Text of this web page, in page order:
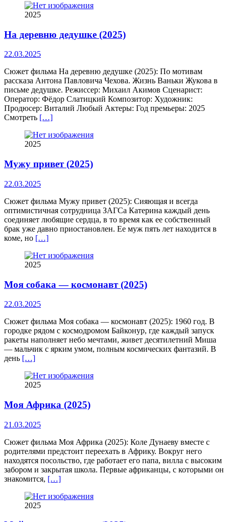
2025
На деревню дедушке (2025)
22.03.2025
Сюжет фильма На деревню дедушке (2025): По мотивам
рассказа Антона Павловича Чехова. Жизнь Ваньки Жукова в
письме дедушке. Режиссер: Михаил Акимов Сценарист:
Оператор: Фёдор Слатицкий Композитор: Художник:
Продюсер: Виталий Любый Актеры: Год премьеры: 2025
Смотреть […]
2025
Мужу привет (2025)
22.03.2025
Сюжет фильма Мужу привет (2025): Сияющая и всегда
оптимистичная сотрудница ЗАГСа Катерина каждый день
соединяет любящие сердца, в то время как ее собственный
брак уже давно приостановлен. Ее муж пять лет находится в
коме, но […]
2025
Моя собака — космонавт (2025)
22.03.2025
Сюжет фильма Моя собака — космонавт (2025): 1960 год. В
городке рядом с космодромом Байконур, где каждый запуск
ракеты наполняет небо мечтами, живет десятилетний Миша
— мальчик с ярким умом, полным космических фантазий. В
день […]
2025
Моя Африка (2025)
21.03.2025
Сюжет фильма Моя Африка (2025): Коле Дунаеву вместе с
родителями предстоит переехать в Африку. Вокруг него
находятся посольство, где работает его папа, вилла с высоким
забором и закрытая школа. Первые африканцы, с которыми он
знакомится, […]
2025